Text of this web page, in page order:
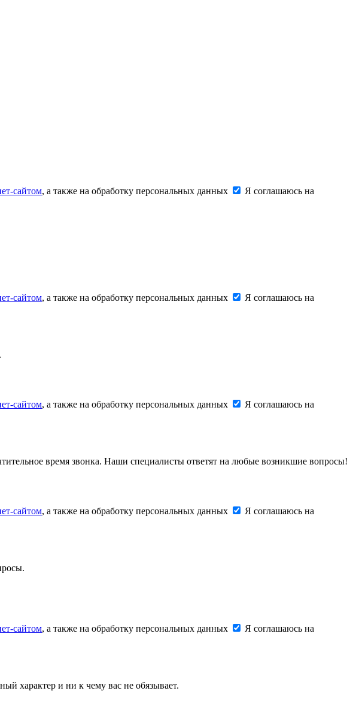
сайтом, а также на обработку персональных данных
Я соглашаюсь на
сайтом, а также на обработку персональных данных
Я соглашаюсь на
сайтом, а также на обработку персональных данных
Я соглашаюсь на
время звонка. Наши специалисты ответят на любые возникшие вопросы!
сайтом, а также на обработку персональных данных
Я соглашаюсь на
сайтом, а также на обработку персональных данных
Я соглашаюсь на
характер и ни к чему вас не обязывает.